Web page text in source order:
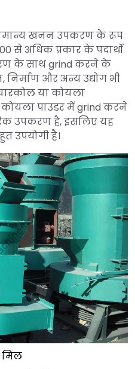
खनन उपकरण के रूप
से अधिक प्रकार के पदार्थों
के साथ grind करने के
और अन्य उद्योग भी
या कोयला
पाउडर में grind करने
उपकरण है, इसलिए यह
उपयोगी है।
मिल